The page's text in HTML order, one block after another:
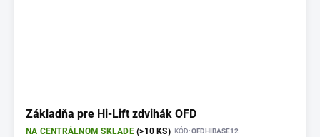
Základňa pre Hi-Lift zdvihák OFD
NA CENTRÁLNOM SKLADE(>10 KS) KÓD:OFDHIBASE12